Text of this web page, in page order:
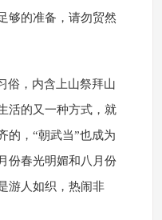
够的准备，请勿贸然
俗，内含上山祭拜山
活的又一种方式，就
的，“朝武当”也成为
份春光明媚和八月份
游人如织，热闹非